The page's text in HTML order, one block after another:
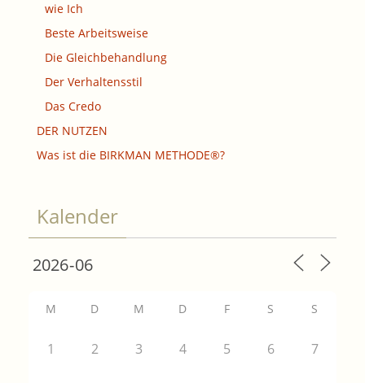
wie Ich
Beste Arbeitsweise
Die Gleichbehandlung
Der Verhaltensstil
Das Credo
DER NUTZEN
Was ist die BIRKMAN METHODE®?
Kalender
M D M D F S S
1 2 3 4 5 6 7